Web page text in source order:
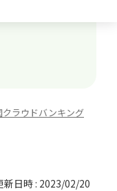
クラウドバンキング
新日時 : 2023/02/20